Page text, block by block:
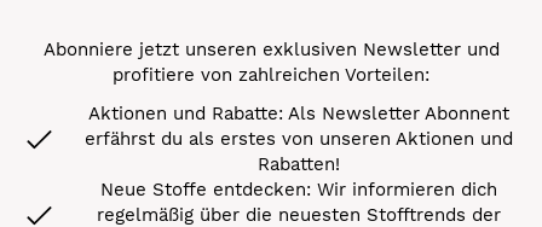
Abonniere jetzt unseren exklusiven Newsletter und
profitiere von zahlreichen Vorteilen:
Aktionen und Rabatte: Als Newsletter Abonnent
erfährst du als erstes von unseren Aktionen und
Rabatten!
Neue Stoffe entdecken: Wir informieren dich
regelmäßig über die neuesten Stofftrends der